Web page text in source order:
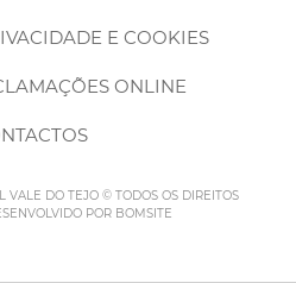
E COOKIES
ONLINE
VALE DO TEJO © TODOS OS DIREITOS
POR BOMSITE